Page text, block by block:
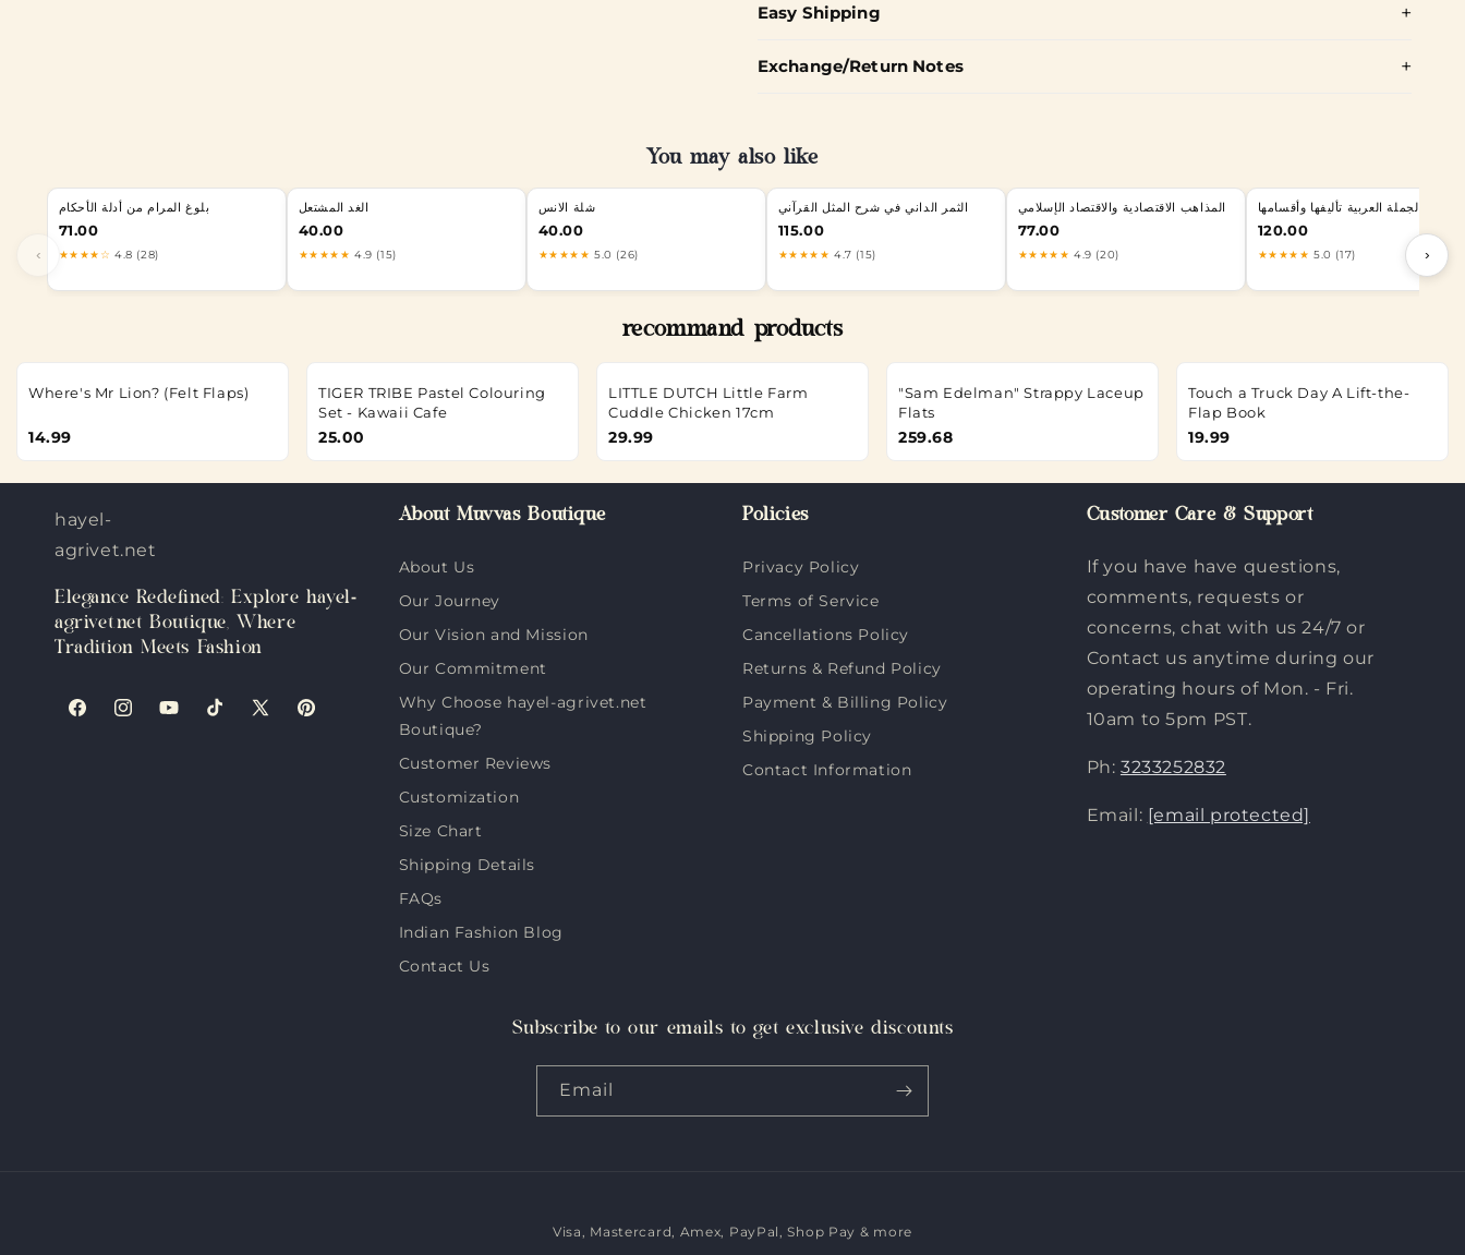
Easy Shipping
Exchange/Return Notes
You may also like
‹
بلوغ المرام من أدلة الأحكام
71.00
★★★★☆ 4.8 (28)
الغد المشتعل
40.00
★★★★★ 4.9 (15)
شلة الانس
40.00
★★★★★ 5.0 (26)
الثمر الداني في شرح المثل القرآني
115.00
★★★★★ 4.7 (15)
المذاهب الاقتصادية والاقتصاد الإسلامي
77.00
★★★★★ 4.9 (20)
الجملة العربية تأليفها وأقسامها
120.00
★★★★★ 5.0 (17) ›
recommand products
Where's Mr Lion? (Felt Flaps)
14.99
TIGER TRIBE Pastel Colouring
Set - Kawaii Cafe
25.00
LITTLE DUTCH Little Farm
Cuddle Chicken 17cm
29.99
"Sam Edelman" Strappy Laceup
Flats
259.68
Touch a Truck Day A Lift-the-
Flap Book
19.99
hayel-
agrivet.net
Elegance Redefined: Explore hayel-
agrivet.net Boutique, Where
Tradition Meets Fashion
FacebookInstagramYouTubeTikTokX
Pinterest
About Muvvas Boutique
About Us
Our Journey
Our Vision and Mission
Our Commitment
Why Choose hayel-agrivet.net
Boutique?
Customer Reviews
Customization
Size Chart
Shipping Details
FAQs
Indian Fashion Blog
Contact Us
Policies
Privacy Policy
Terms of Service
Cancellations Policy
Returns & Refund Policy
Payment & Billing Policy
Shipping Policy
Contact Information
Customer Care & Support
If you have have questions,
comments, requests or
concerns, chat with us 24/7 or
Contact us anytime during our
operating hours of Mon. - Fri.
10am to 5pm PST.
Ph: 3233252832
Email: [email protected]
Subscribe to our emails to get exclusive discounts
Email
Payment
Visa, Mastercard, Amex, PayPal, Shop Pay & more